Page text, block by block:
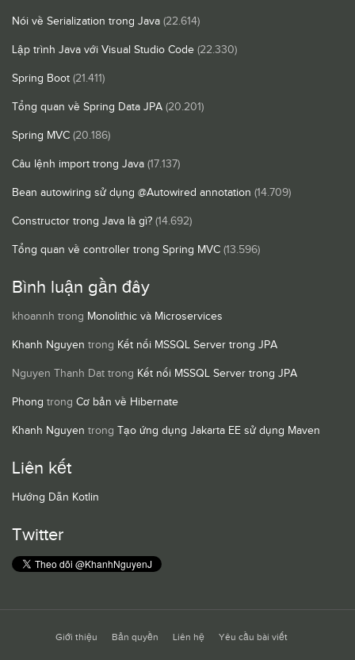
Nói về Serialization trong Java (22.614)
Lập trình Java với Visual Studio Code (22.330)
Spring Boot (21.411)
Tổng quan về Spring Data JPA (20.201)
Spring MVC (20.186)
Câu lệnh import trong Java (17.137)
Bean autowiring sử dụng @Autowired annotation (14.709)
Constructor trong Java là gì? (14.692)
Tổng quan về controller trong Spring MVC (13.596)
Bình luận gần đây
khoannh trong Monolithic và Microservices
Khanh Nguyen trong Kết nối MSSQL Server trong JPA
Nguyen Thanh Dat trong Kết nối MSSQL Server trong JPA
Phong trong Cơ bản về Hibernate
Khanh Nguyen trong Tạo ứng dụng Jakarta EE sử dụng Maven
Liên kết
Hướng Dẫn Kotlin
Twitter
Giới thiệu Bản quyền Liên hệ Yêu cầu bài viết